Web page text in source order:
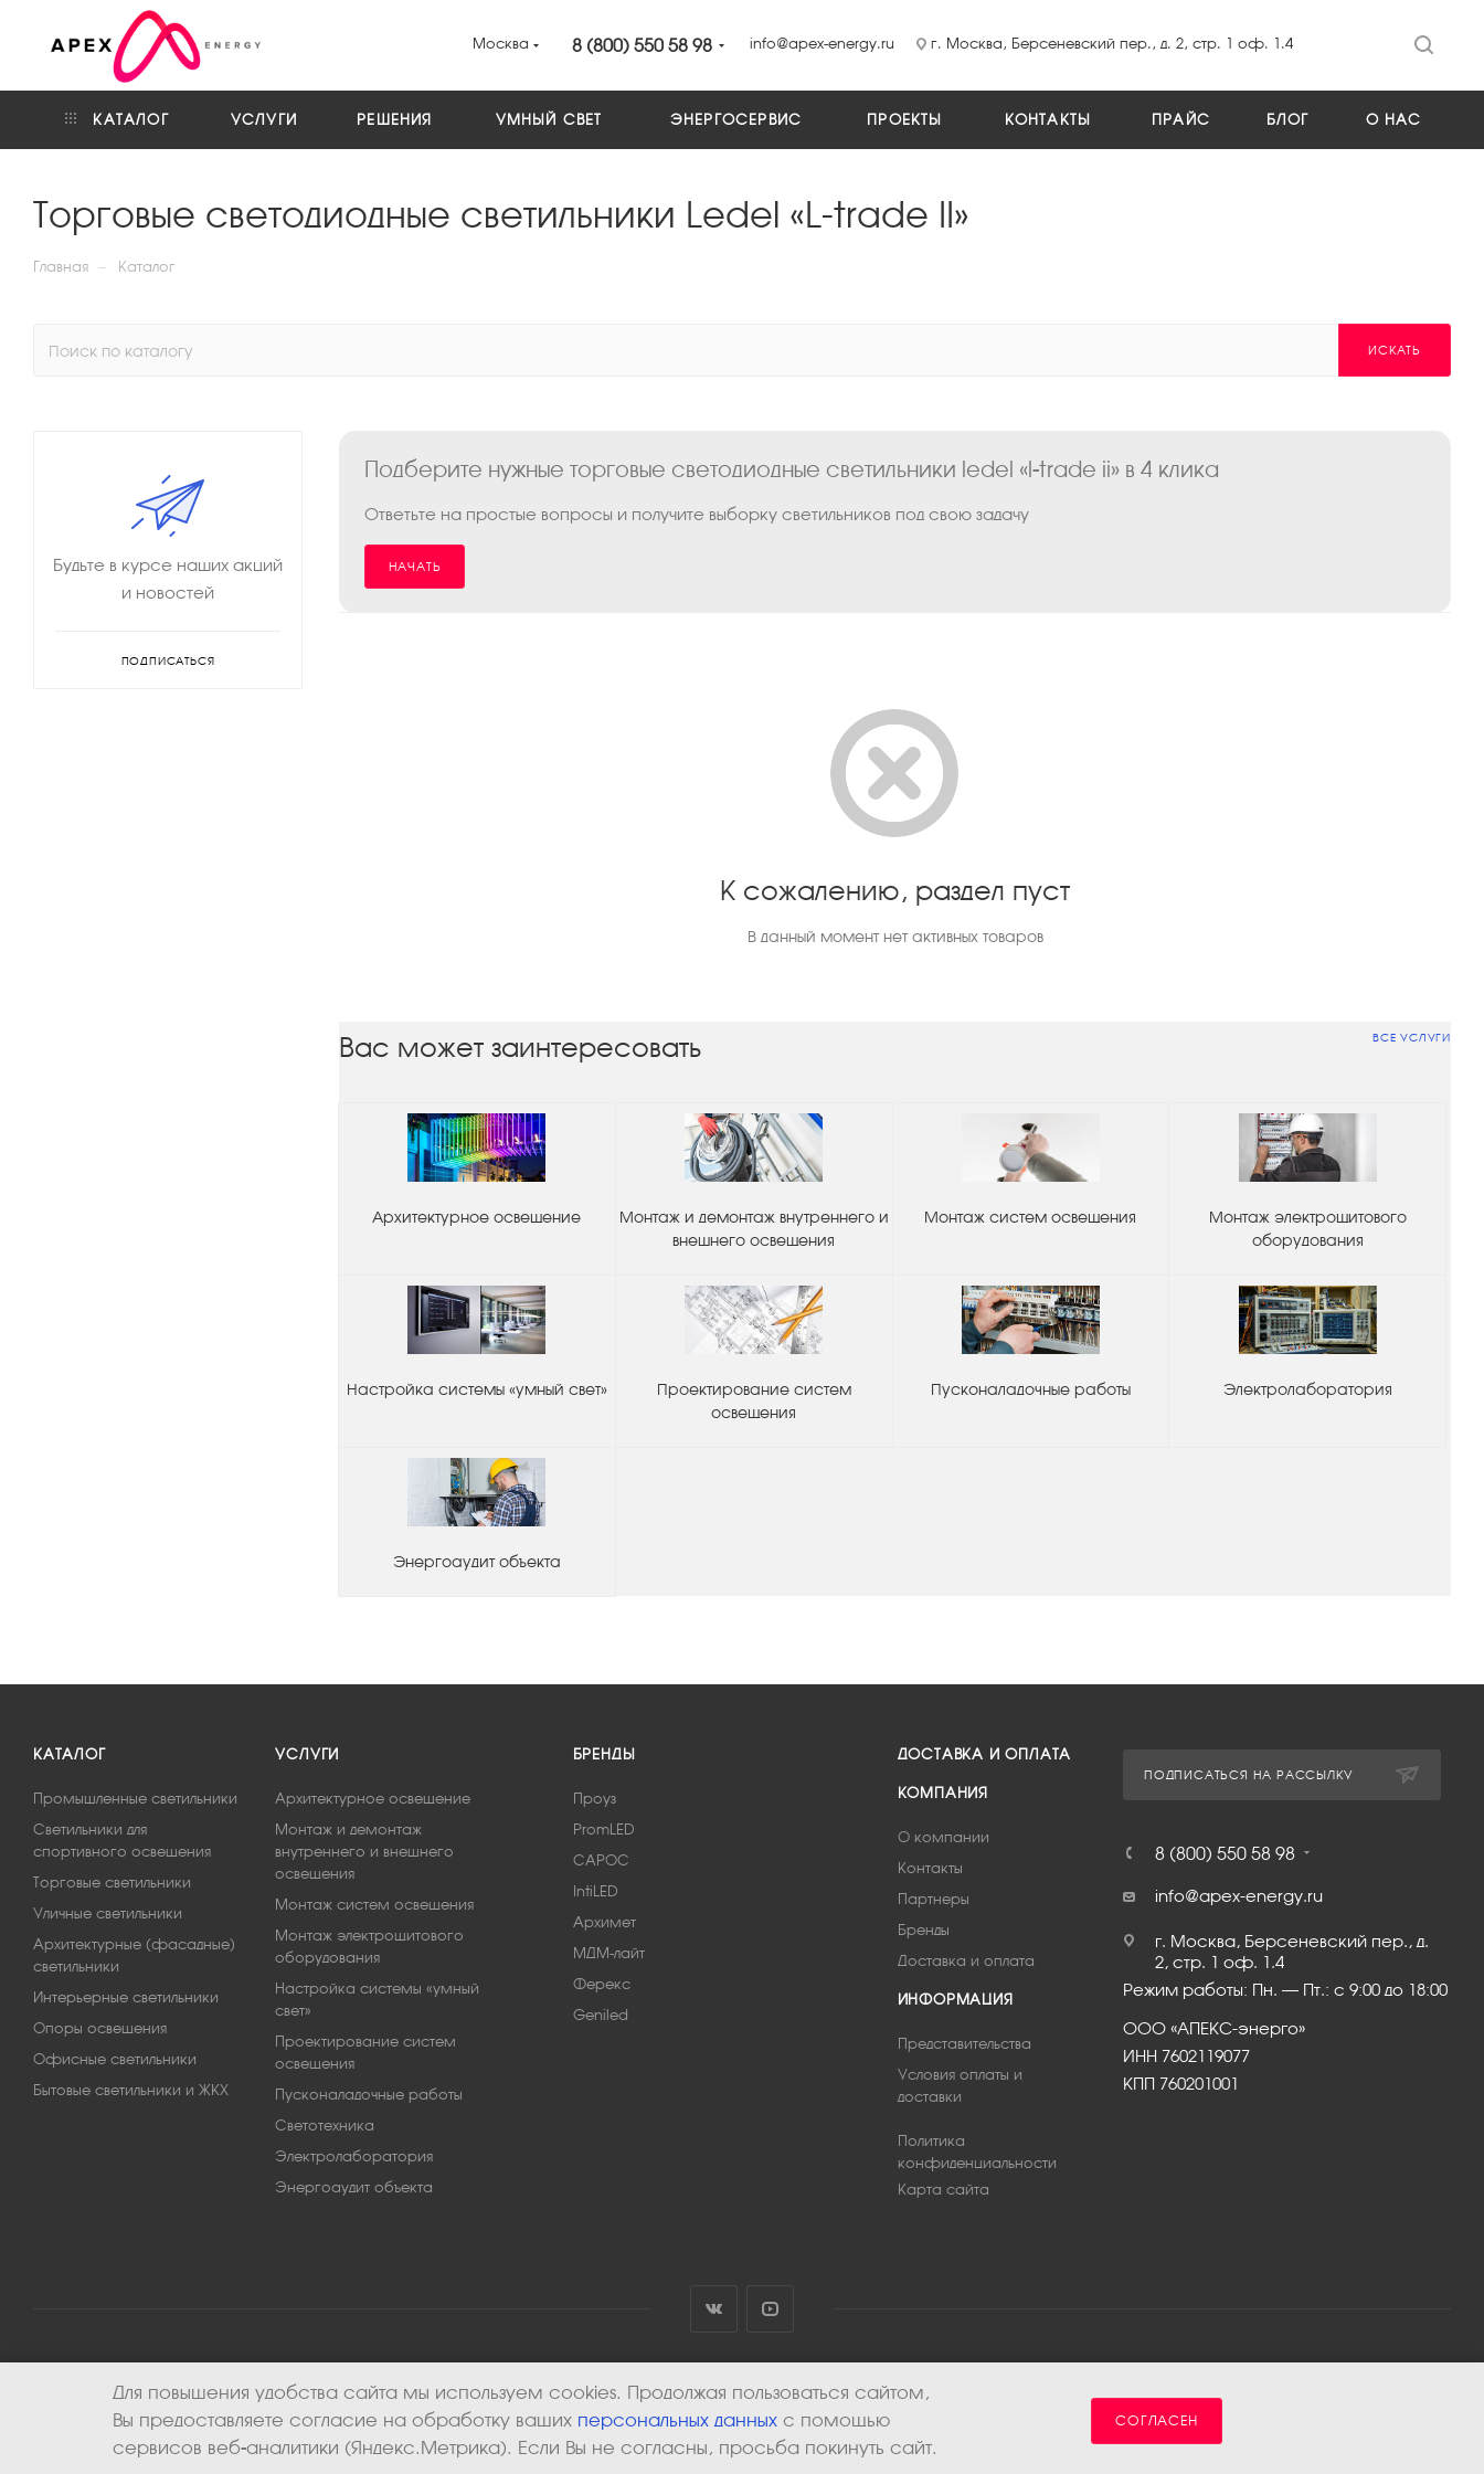
Москва 8 (800) 550 58 98 info@apex-energy.ru г. Москва, Берсеневский пер., д. 2, стр. 1 оф. 1.4
КАТАЛОГ УСЛУГИ РЕШЕНИЯ УМНЫЙ СВЕТ ЭНЕРГОСЕРВИС ПРОЕКТЫ КОНТАКТЫ ПРАЙС БЛОГ О НАС
Торговые светодиодные светильники Ledel «L-trade II»
Главная — Каталог
ИСКАТЬ
Подберите нужные торговые светодиодные светильники ledel «l-trade ii» в 4 клика
Ответьте на простые вопросы и получите выборку светильников под свою задачу
НАЧАТЬ
К сожалению, раздел пуст
В данный момент нет активных товаров
Вас может заинтересовать ВСЕ УСЛУГИ
Архитектурное освещение
Монтаж и демонтаж внутреннего и
внешнего освещения
Монтаж систем освещения
Монтаж электрощитового
оборудования
Настройка системы «умный свет»
Проектирование систем
освещения
Пусконаладочные работы Электролаборатория
Энергоаудит объекта
Будьте в курсе наших акций
и новостей
ПОДПИСАТЬСЯ
КАТАЛОГ
Промышленные светильники
Светильники для
спортивного освещения
Торговые светильники
Уличные светильники
Архитектурные (фасадные)
светильники
Интерьерные светильники
Опоры освещения
Офисные светильники
Бытовые светильники и ЖКХ
УСЛУГИ
Архитектурное освещение
Монтаж и демонтаж
внутреннего и внешнего
освещения
Монтаж систем освещения
Монтаж электрощитового
оборудования
Настройка системы «умный
свет»
Проектирование систем
освещения
Пусконаладочные работы
Светотехника
Электролаборатория
Энергоаудит объекта
БРЕНДЫ
Проуз
PromLED
САРОС
IntiLED
Архимет
МДМ-лайт
Ферекс
Geniled
ДОСТАВКА И ОПЛАТА
КОМПАНИЯ
О компании
Контакты
Партнеры
Бренды
Доставка и оплата
ИНФОРМАЦИЯ
Представительства
Условия оплаты и
доставки
Политика
конфиденциальности
Карта сайта
ПОДПИСАТЬСЯ НА РАССЫЛКУ
8 (800) 550 58 98
info@apex-energy.ru
г. Москва, Берсеневский пер., д.
2, стр. 1 оф. 1.4
Режим работы: Пн. – Пт.: с 9:00 до 18:00
ООО «АПЕКС-энерго»
ИНН 7602119077
КПП 760201001
2026 © ООО «Апекс-энерго». Все права защищены.
Для повышения удобства сайта мы используем cookies. Продолжая пользоваться сайтом,
Вы предоставляете согласие на обработку ваших персональных данных с помощью
сервисов веб-аналитики (Яндекс.Метрика). Если Вы не согласны, просьба покинуть сайт.
СОГЛАСЕН